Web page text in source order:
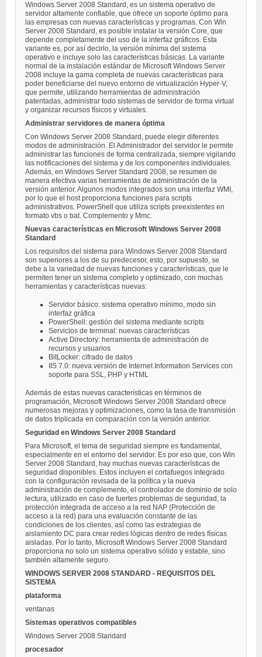
Windows Server 2008 Standard, es un sistema operativo de
servidor altamente confiable, que ofrece un soporte óptimo para
las empresas con nuevas características y programas. Con Win
Server 2008 Standard, es posible instalar la versión Core, que
depende completamente del uso de la interfaz gráficos. Esta
variante es, por así decirlo, la versión mínima del sistema
operativo e incluye solo las características básicas. La variante
normal de la instalación estándar de Microsoft Windows Server
2008 incluye la gama completa de nuevas características para
poder beneficiarse del nuevo entorno de virtualización Hyper-V,
que permite, utilizando herramientas de administración
patentadas, administrar todo sistemas de servidor de forma virtual
y organizar recursos físicos y virtuales.
Administrar servidores de manera óptima
Con Windows Server 2008 Standard, puede elegir diferentes
modos de administración. El Administrador del servidor le permite
administrar las funciones de forma centralizada, siempre vigilando
las notificaciones del sistema y de los componentes individuales.
Además, en Windows Server Standard 2008, se resumen de
manera efectiva varias herramientas de administración de la
versión anterior. Algunos modos integrados son una interfaz WMI,
por lo que el host proporciona funciones para scripts
administrativos. PowerShell que utiliza scripts preexistentes en
formato vbs o bat. Complemento y Mmc.
Nuevas características en Microsoft Windows Server 2008
Standard
Los requisitos del sistema para Windows Server 2008 Standard
son superiores a los de su predecesor, esto, por supuesto, se
debe a la variedad de nuevas funciones y características, que le
permiten tener un sistema completo y optimizado, con muchas
herramientas y características nuevas:
Servidor básico: sistema operativo mínimo, modo sin
interfaz gráfica
PowerShell: gestión del sistema mediante scripts
Servicios de terminal: nuevas características
Active Directory: herramienta de administración de
recursos y usuarios
BitLocker: cifrado de datos
IIS 7.0: nueva versión de Internet Information Services con
soporte para SSL, PHP y HTML
Además de estas nuevas características en términos de
programación, Microsoft Windows Server 2008 Standard ofrece
numerosas mejoras y optimizaciones, como la tasa de transmisión
de datos triplicada en comparación con la versión anterior.
Seguridad en Windows Server 2008 Standard
Para Microsoft, el tema de seguridad siempre es fundamental,
especialmente en el entorno del servidor. Es por eso que, con Win
Server 2008 Standard, hay muchas nuevas características de
seguridad disponibles. Estos incluyen el cortafuegos integrado
con la configuración revisada de la política y la nueva
administración de complemento, el controlador de dominio de solo
lectura, utilizado en caso de fuertes problemas de seguridad, la
protección integrada de acceso a la red NAP (Protección de
acceso a la red) para una evaluación constante de las
condiciones de los clientes, así como las estrategias de
aislamiento DC para crear redes lógicas dentro de redes físicas
aisladas. Por lo tanto, Microsoft Windows Server 2008 Standard
proporciona no solo un sistema operativo sólido y estable, sino
también altamente seguro.
WINDOWS SERVER 2008 STANDARD - REQUISITOS DEL
SISTEMA
plataforma
ventanas
Sistemas operativos compatibles
Windows Server 2008 Standard
procesador